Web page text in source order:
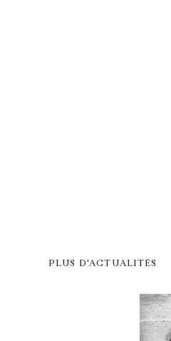
PLUS D'ACTUALITÉS